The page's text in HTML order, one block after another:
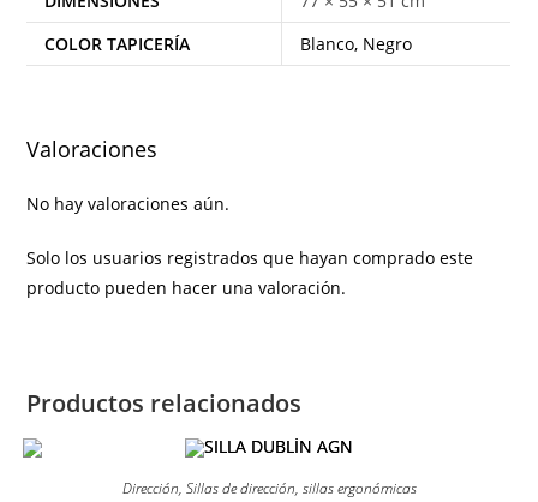
COLOR TAPICERÍA
Blanco, Negro
Valoraciones
No hay valoraciones aún.
Solo los usuarios registrados que hayan comprado este
producto pueden hacer una valoración.
Productos relacionados
Dirección, Sillas de dirección, sillas ergonómicas